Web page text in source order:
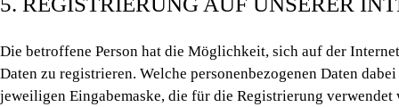
Die betroffene Person hat die Möglichkeit, sich auf der
Daten zu registrieren. Welche personenbezogenen Daten
jeweiligen Eingabemaske, die für die Registrierung